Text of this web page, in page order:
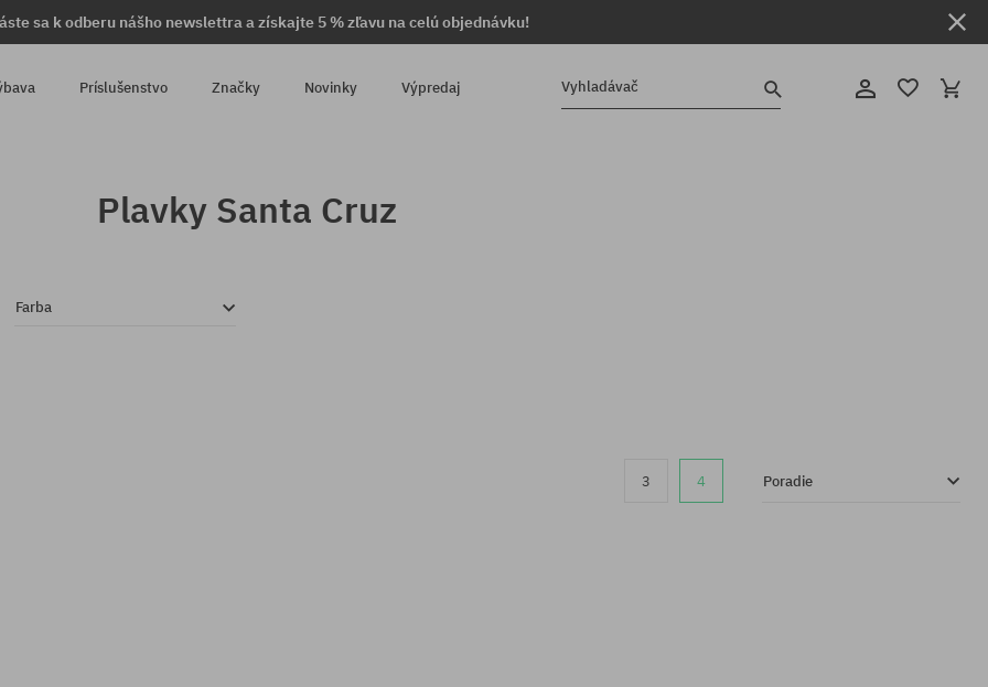
sa k odberu nášho newslettra a získajte 5 % zľavu na celú objednávku!
Príslušenstvo Značky Novinky Výpredaj Vyhladávač
Plavky Santa Cruz
Farba
3 4 Poradie